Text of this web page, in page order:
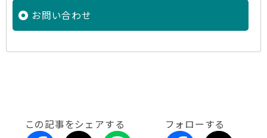
お問い合わせ
この記事をシェアする フォローする